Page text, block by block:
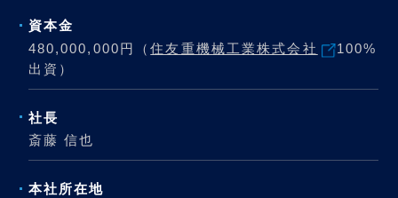
資本金
480,000,000円（住友重機械工業株式会社
100%
出資）
社長
斎藤 信也
本社所在地